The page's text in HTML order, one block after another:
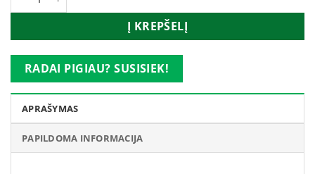
Į KREPŠELĮ
RADAI PIGIAU? SUSISIEK!
APRAŠYMAS
PAPILDOMA INFORMACIJA